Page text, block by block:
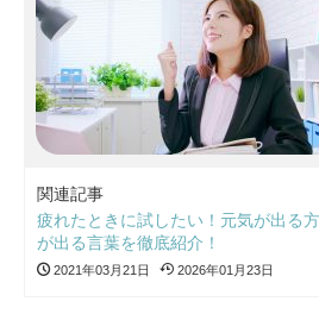
関連記事
疲れたときに試したい！元気が出る
が出る言葉を徹底紹介！
2021年03月21日 2026年01月23日